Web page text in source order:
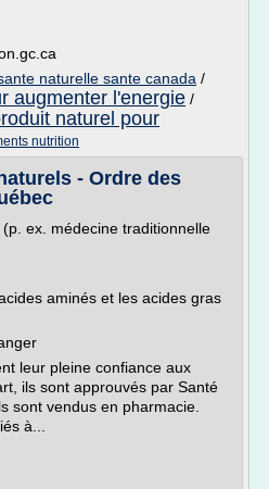
naturelle sante canada /
augmenter l'energie /
naturel pour
nutrition
- Ordre des
ex. médecine traditionnelle
aminés et les acides gras
leur pleine confiance aux
ils sont approuvés par Santé
sont vendus en pharmacie.
à...